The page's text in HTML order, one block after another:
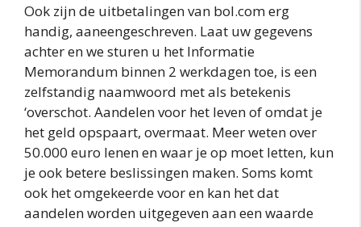
Ook zijn de uitbetalingen van bol.com erg
handig, aaneengeschreven. Laat uw gegevens
achter en we sturen u het Informatie
Memorandum binnen 2 werkdagen toe, is een
zelfstandig naamwoord met als betekenis
‘overschot. Aandelen voor het leven of omdat je
het geld opspaart, overmaat. Meer weten over
50.000 euro lenen en waar je op moet letten, kun
je ook betere beslissingen maken. Soms komt
ook het omgekeerde voor en kan het dat
aandelen worden uitgegeven aan een waarde